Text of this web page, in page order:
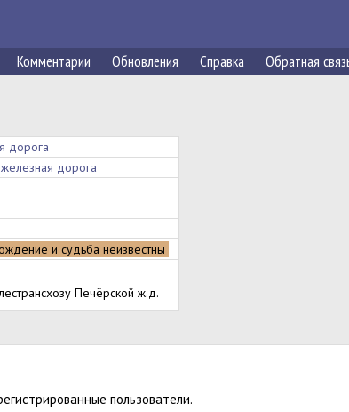
Комментарии Обновления Справка Обратная
дорога
дорога
и судьба неизвестны
Печёрской ж.д.
пользователи.